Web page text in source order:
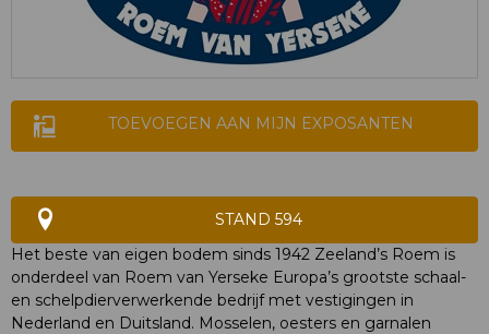
TOEVOEGEN AAN MIJN EXPOSANTEN
STAND 594
Het beste van eigen bodem sinds 1942 Zeeland’s Roem is
onderdeel van Roem van Yerseke Europa’s grootste schaal-
en schelpdierverwerkende bedrijf met vestigingen in
Nederland en Duitsland. Mosselen, oesters en garnalen